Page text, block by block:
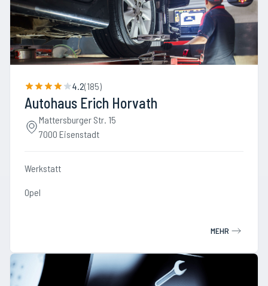
4.2(185)
Autohaus Erich Horvath
Mattersburger Str. 15
7000 Eisenstadt
Werkstatt
Opel
MEHR